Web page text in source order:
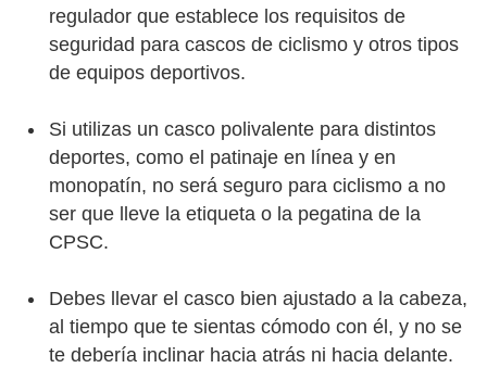
regulador que establece los requisitos de
seguridad para cascos de ciclismo y otros tipos
de equipos deportivos.
Si utilizas un casco polivalente para distintos
deportes, como el patinaje en línea y en
monopatín, no será seguro para ciclismo a no
ser que lleve la etiqueta o la pegatina de la
CPSC.
Debes llevar el casco bien ajustado a la cabeza,
al tiempo que te sientas cómodo con él, y no se
te debería inclinar hacia atrás ni hacia delante.